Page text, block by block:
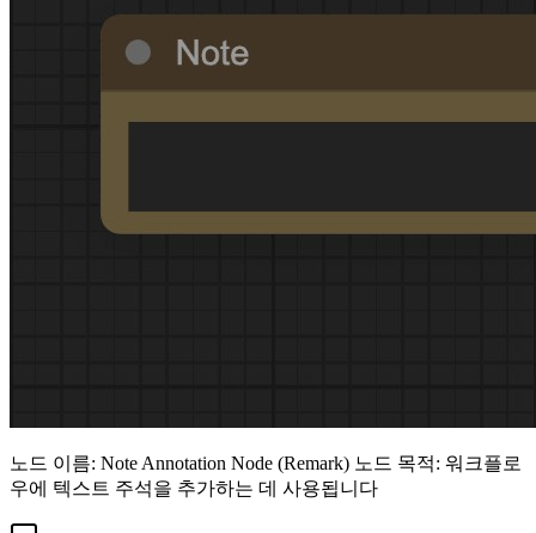
노드 이름: Note Annotation Node (Remark) 노드 목적: 워크플로
우에 텍스트 주석을 추가하는 데 사용됩니다